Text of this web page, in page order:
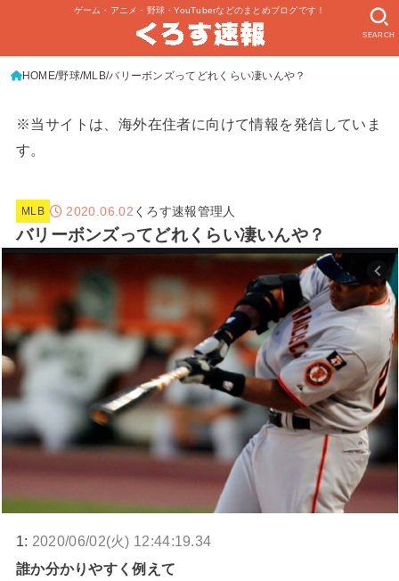
ゲーム・アニメ・野球・YouTuberなどのまとめブログです！
SEARCH
HOME 野球 MLB バリーボンズってどれくらい凄いんや？
※当サイトは、海外在住者に向けて情報を発信していま
す。
MLB 2020.06.02 くろす速報管理人
バリーボンズってどれくらい凄いんや？
1: 2020/06/02(火) 12:44:19.34
誰か分かりやすく例えて